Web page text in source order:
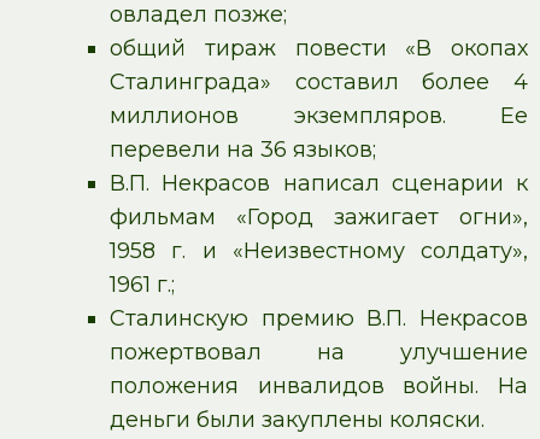
овладел позже;
общий тираж повести «В окопах
Сталинграда» составил более 4
миллионов экземпляров. Ее
перевели на 36 языков;
В.П. Некрасов написал сценарии к
фильмам «Город зажигает огни»,
1958 г. и «Неизвестному солдату»,
1961 г.;
Сталинскую премию В.П. Некрасов
пожертвовал на улучшение
положения инвалидов войны. На
деньги были закуплены коляски.